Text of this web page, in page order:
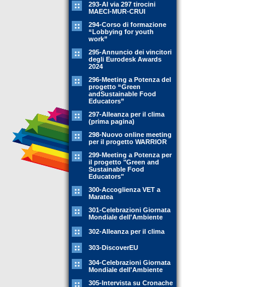
293-Al via 297 tirocini
MAECI-MUR-CRUI
294-Corso di formazione
“Lobbying for youth
work”
295-Annuncio dei vincitori
degli Eurodesk Awards
2024
296-Meeting a Potenza del
progetto “Green
andSustainable Food
Educators”
297-Alleanza per il clima
(prima pagina)
298-Nuovo online meeting
per il progetto WARRIOR
299-Meeting a Potenza per
il progetto "Green and
Sustainable Food
Educators"
300-Accoglienza VET a
Maratea
301-Celebrazioni Giornata
Mondiale dell'Ambiente
302-Alleanza per il clima
303-DiscoverEU
304-Celebrazioni Giornata
Mondiale dell'Ambiente
305-Intervista su Cronache